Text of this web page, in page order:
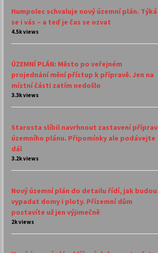
Humpolec schvaluje nový územní plán. Týká
se i vás – a teď je čas se ozvat
4.5k views
ÚZEMNÍ PLÁN: Město po veřejném
projednání mění přístup k přípravě. Jen na
místní části zatím nedošlo
3.3k views
Starosta slíbil navrhnout zastavení příprav
územního plánu. Připomínky ale podávejte
dál
3.2k views
Nový územní plán do detailu řídí, jak budou
vypadat domy i ploty. Přízemní dům
postavíte už jen výjimečně
2k views